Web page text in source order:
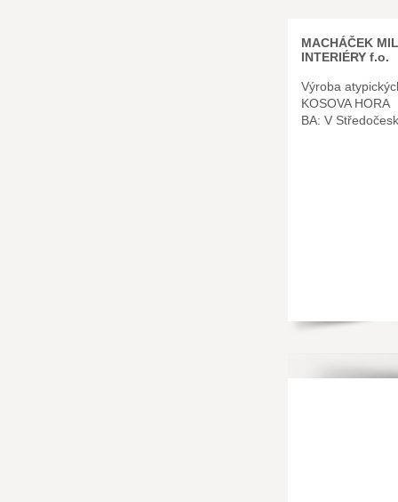
MACHÁČEK
INTERIÉRY f.o.
Výroba
KOSOVA HORA
BA: V